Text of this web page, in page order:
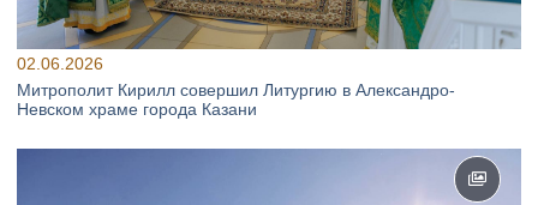
02.06.2026
Митрополит Кирилл совершил Литургию в Александро-
Невском храме города Казани